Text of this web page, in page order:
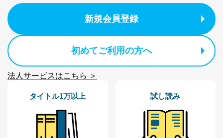
新規会員登録
初めてご利用の方へ
法人サービスはこちら ＞
タイトル1万以上 試し読み